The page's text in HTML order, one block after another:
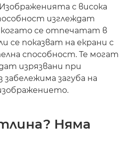
с висока
изглеждат
се отпечатат в
се показват на екрани с
способност. Те могат
изрязвани при
загуба на
Няма